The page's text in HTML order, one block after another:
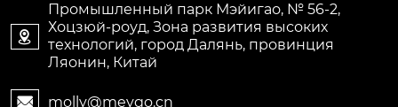

Промышленный парк Мэйигао, № 56-2,
Хоцзюй-роуд, Зона развития высоких
технологий, город Далянь, провинция
Ляонин, Китай
 molly@meygo.cn